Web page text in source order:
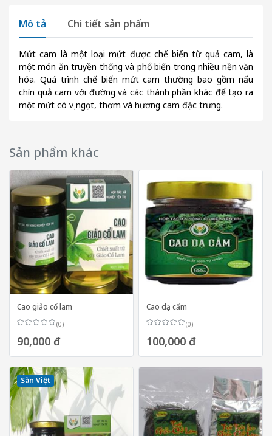
Mô tả Chi tiết sản phẩm
Mứt cam là một loại mứt được chế biến từ quả cam, là
một món ăn truyền thống và phổ biến trong nhiều nền văn
hóa. Quá trình chế biến mứt cam thường bao gồm nấu
chín quả cam với đường và các thành phần khác để tạo ra
một mứt có vị ngọt, thơm và hương cam đặc trưng.
Sản phẩm khác
Cao giảo cổ lam
(0)
90,000 đ
Cao dạ cẩm
(0)
100,000 đ
Sàn Việt